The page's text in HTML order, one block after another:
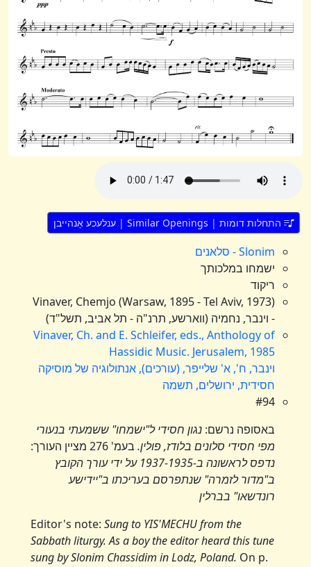
התחלות דומות | Similar Openings | ענלעכע אָנהייבן
Slonim - סלאנים
ישמחו במלכותך
ריקוד
Vinaver, Chemjo (Warsaw, 1895 - Tel Aviv, 1973)
- וינבר, נחמיה (ווארשע, תרנ"ה - תל אביב, תשל"ד)
Vinaver, Ch. and E. Schleifer, eds., Anthology of
Hassidic Music. Jerusalem, 1985
וינבר, ח', א' שלייפר, (עורכים), אנתולוגיה של מוסיקה
חסידית, ירושלים, תשמה
#94
באסופה נרשם:נגון חסידי ל"ישמחו" ששמעתי בנעורי
מפי חסידי סלונים בלודז, פולין.בעמ' 276 מציין העורך:
נדפס לראשונה ב-1937-1935 על ידי עורך הקובץ
ב"מדור לזמרה" שנתפרסם בעריכתו ב"יידישע
רונדשאו" בברלין
Editor's note:Sung to YIS'MECHU from the
Sabbath liturgy. As a boy the editor heard this tune
sung by Slonim Chassidim in Lodz, Poland.On p.